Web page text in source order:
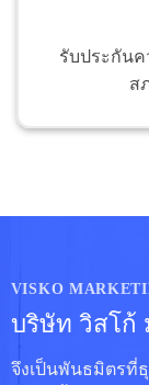
รับประกันค
ส
VISKO
บริษัท วิสโก้
จึงเป็นพันธมิตรที่